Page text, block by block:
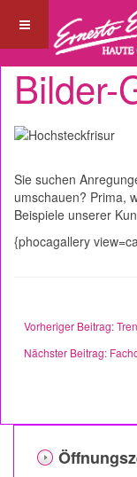
Bilder-
Sie suchen
umschauen? Prima,
Beispiele unserer
{phocagallery
Vorheriger Beitrag:
Nächster Beitrag: